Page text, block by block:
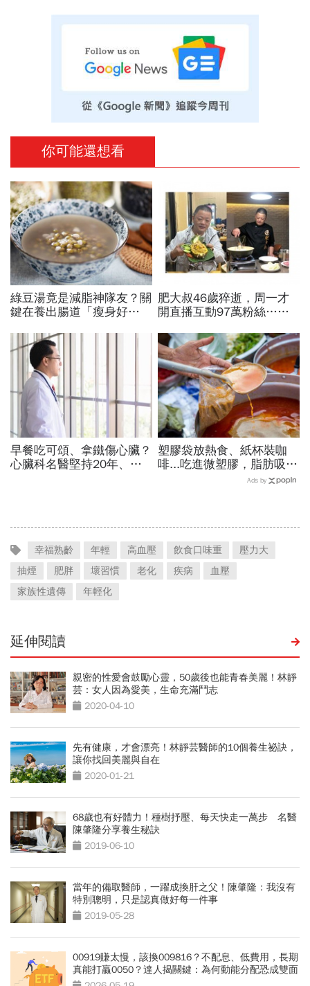
你可能還想看
綠豆湯竟是減脂神隊友？關
鍵在養出腸道「瘦身好
種方法「燃脂率大提升」
肥大叔46歲猝逝，周一才
開直播互動97萬粉絲…常
爆瘦有關？體重異常減輕9
警訊
早餐吃可頌、拿鐵傷心臟？
心臟科名醫堅持20年、早
塑膠袋放熱食、紙杯裝咖
啡...吃進微塑膠，脂肪吸收
暴增145%！減重醫師只做
Ads by
幸福熟齡 年輕 高血壓 飲食口味重
壓力大
抽煙
肥胖 壞習慣 老化 疾病
血壓
家族性遺傳
年輕化
延伸閱讀
親密的性愛會鼓勵心靈，50歲後也能青春美麗！林靜
芸：女人因為愛美，生命充滿鬥志
2020-04-10
先有健康，才會漂亮！林靜芸醫師的10個養生祕訣，
讓你找回美麗與自在
2020-01-21
68歲也有好體力！種樹抒壓、每天快走一萬步 名醫
陳肇隆分享養生秘訣
2019-06-10
當年的備取醫師，一躍成換肝之父！陳肇隆：我沒有
特別聰明，只是認真做好每一件事
2019-05-28
00919賺太慢，該換009816？不配息、低費用，長期
真能打贏0050？達人揭關鍵：為何動能分配恐成雙面
刃